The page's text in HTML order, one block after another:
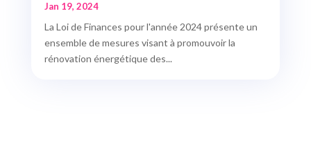
Jan 19, 2024
La Loi de Finances pour l'année 2024 présente un
ensemble de mesures visant à promouvoir la
rénovation énergétique des...